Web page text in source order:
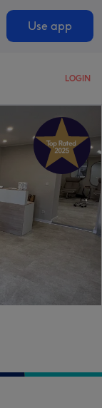
Use app
LOGIN